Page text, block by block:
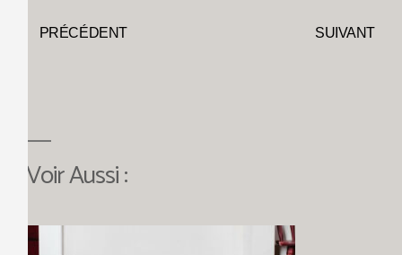
PRÉCÉDENT SUIVANT
Voir Aussi :